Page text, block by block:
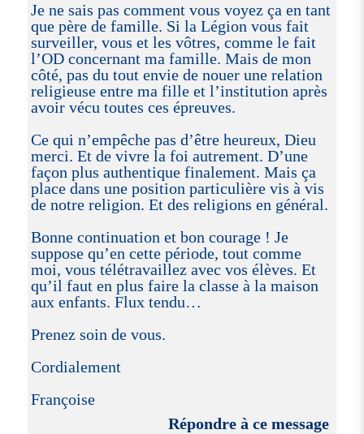
Je ne sais pas comment vous voyez ça en tant
que père de famille. Si la Légion vous fait
surveiller, vous et les vôtres, comme le fait
l’OD concernant ma famille. Mais de mon
côté, pas du tout envie de nouer une relation
religieuse entre ma fille et l’institution après
avoir vécu toutes ces épreuves.
Ce qui n’empêche pas d’être heureux, Dieu
merci. Et de vivre la foi autrement. D’une
façon plus authentique finalement. Mais ça
place dans une position particulière vis à vis
de notre religion. Et des religions en général.
Bonne continuation et bon courage ! Je
suppose qu’en cette période, tout comme
moi, vous télétravaillez avec vos élèves. Et
qu’il faut en plus faire la classe à la maison
aux enfants. Flux tendu…
Prenez soin de vous.
Cordialement
Françoise
Répondre à ce message